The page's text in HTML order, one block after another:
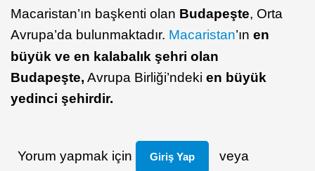
Macaristan’ın başkenti olan Budapeşte, Orta
Avrupa’da bulunmaktadır. Macaristan’ın en
büyük ve en kalabalık şehri olan
Budapeşte, Avrupa Birliği’ndeki en büyük
yedinci şehirdir.
Yorum yapmak için Giriş Yap veya